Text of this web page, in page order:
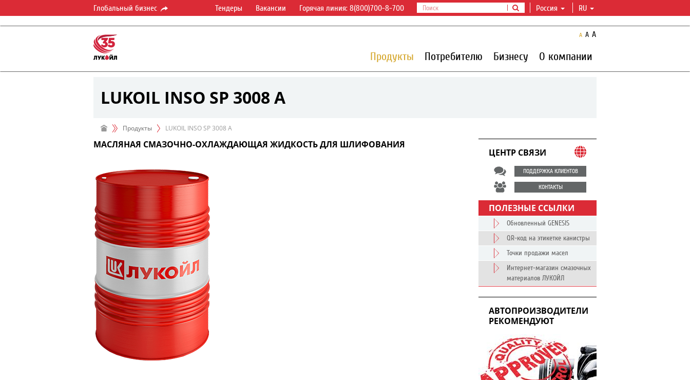
Глобальный бизнес Россия RU
Тендеры Вакансии Горячая линия: 8(800)700-8-700
A A A
Продукты Потребителю Бизнесу О компании
LUKOIL INSO SP 3008 A
Продукты LUKOIL INSO SP 3008 A
МАСЛЯНАЯ СМАЗОЧНО-ОХЛАЖДАЮЩАЯ ЖИДКОСТЬ ДЛЯ ШЛИФОВАНИЯ
ЦЕНТР СВЯЗИ
ПОДДЕРЖКА КЛИЕНТОВ
КОНТАКТЫ
ПОЛЕЗНЫЕ ССЫЛКИ
Обновленный GENESIS
QR-код на этикетке канистры
Точки продажи масел
Интернет-магазин смазочных
материалов ЛУКОЙЛ
АВТОПРОИЗВОДИТЕЛИ
РЕКОМЕНДУЮТ